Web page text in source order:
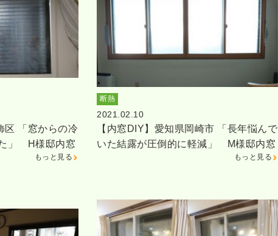
区 「窓からの冷
」 H様邸内窓
もっと見る
断熱
2021.02.10
【内窓DIY】愛知県岡崎市 「長年悩んで
いた結露が圧倒的に軽減」 M様邸内窓
もっと見る